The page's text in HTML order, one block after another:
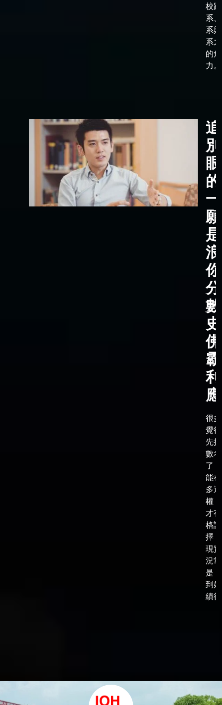
校跟
系
系
系
的角
力
分
應
很
覺
先
數
了
能
多
權
才
格
擇
現
況常
是
到
績